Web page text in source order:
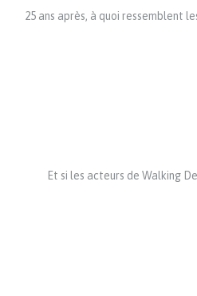
25 ans après, à quoi ressemblent
Et si les acteurs de Walking